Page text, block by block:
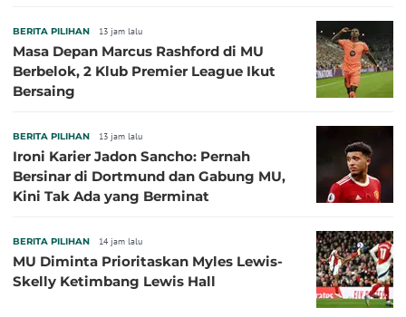
BERITA PILIHAN 13 jam lalu
Masa Depan Marcus Rashford di MU
Berbelok, 2 Klub Premier League Ikut
Bersaing
BERITA PILIHAN 13 jam lalu
Ironi Karier Jadon Sancho: Pernah
Bersinar di Dortmund dan Gabung MU,
Kini Tak Ada yang Berminat
BERITA PILIHAN 14 jam lalu
MU Diminta Prioritaskan Myles Lewis-
Skelly Ketimbang Lewis Hall